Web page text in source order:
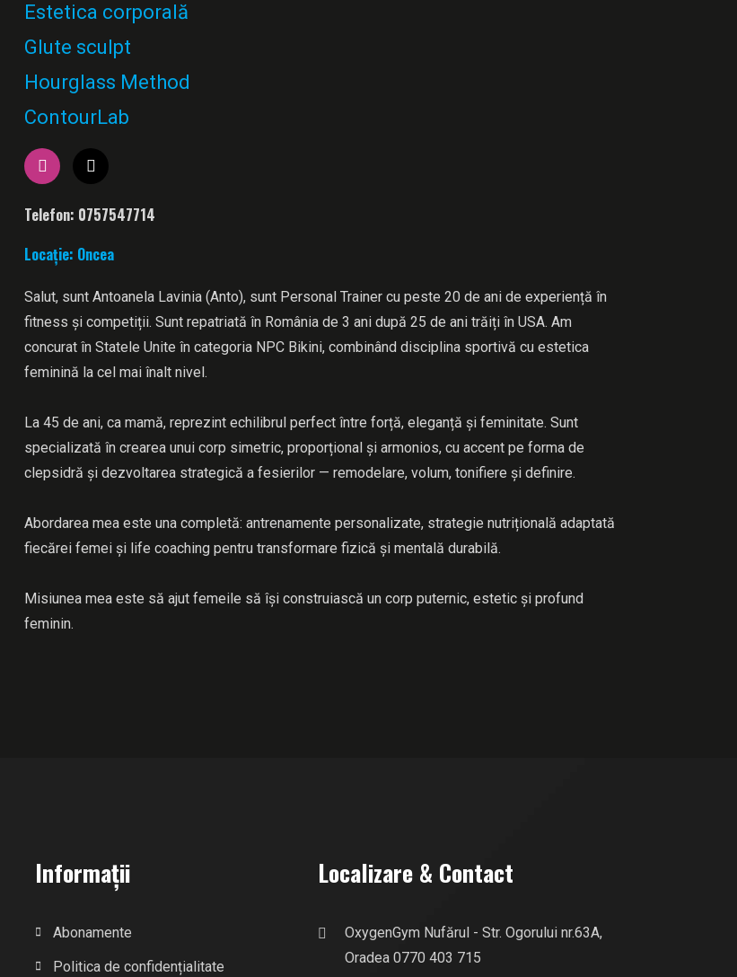
Estetica corporală
Glute sculpt
Hourglass Method
ContourLab
Telefon: 0757547714
Locație: Oncea
Salut, sunt Antoanela Lavinia (Anto), sunt Personal Trainer cu peste 20 de ani de experiență în
fitness și competiții. Sunt repatriată în România de 3 ani după 25 de ani trăiți în USA. Am
concurat în Statele Unite în categoria NPC Bikini, combinând disciplina sportivă cu estetica
feminină la cel mai înalt nivel.
La 45 de ani, ca mamă, reprezint echilibrul perfect între forță, eleganță și feminitate. Sunt
specializată în crearea unui corp simetric, proporțional și armonios, cu accent pe forma de
clepsidră și dezvoltarea strategică a fesierilor — remodelare, volum, tonifiere și definire.
Abordarea mea este una completă: antrenamente personalizate, strategie nutrițională adaptată
fiecărei femei și life coaching pentru transformare fizică și mentală durabilă.
Misiunea mea este să ajut femeile să își construiască un corp puternic, estetic și profund
feminin.
Informații
Abonamente
Politica de confidențialitate
Localizare & Contact
OxygenGym Nufărul - Str. Ogorului nr.63A,
Oradea 0770 403 715